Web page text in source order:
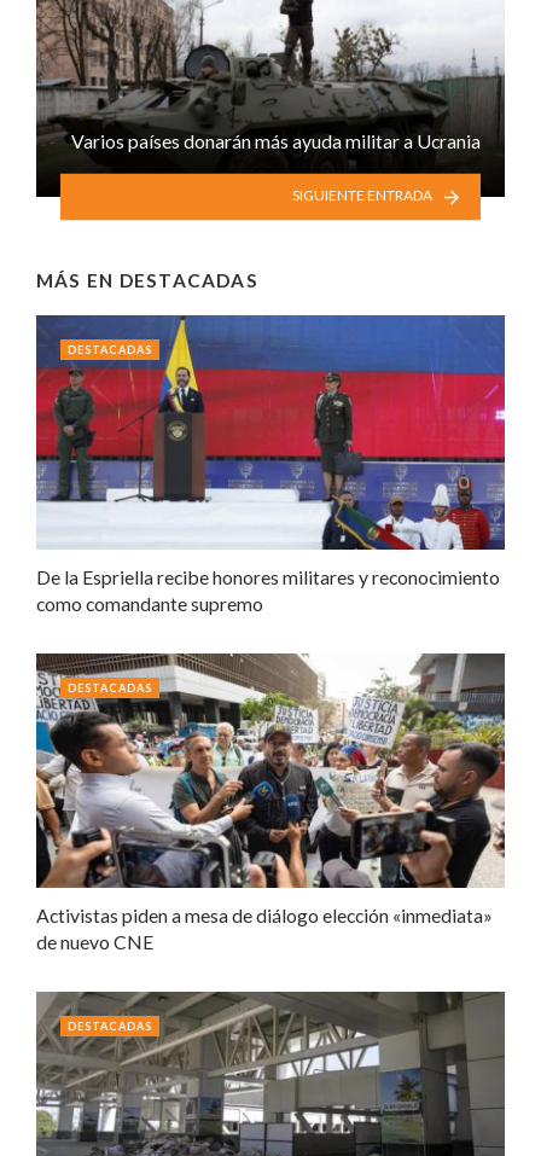
Varios países donarán más ayuda militar a Ucrania
SIGUIENTE ENTRADA
MÁS EN DESTACADAS
De la Espriella recibe honores militares y reconocimiento
como comandante supremo
DESTACADAS
Activistas piden a mesa de diálogo elección «inmediata»
de nuevo CNE
DESTACADAS
DESTACADAS